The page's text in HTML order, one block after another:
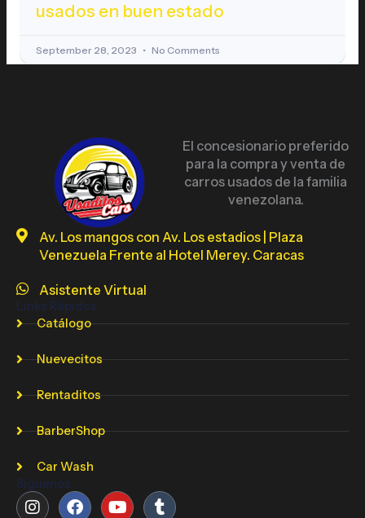
usados en buen estado
September 28, 2023 No Comments
El concesionario preferido
para la compra y venta de
carros usados de la familia
venezolana.
Av. Los mangos con Av. Los estadios | Plaza
Venezuela Frente al Hotel Merey. Caracas
Asistente Virtual
Links Rápidos
Catálogo
Nuevecitos
Rentaditos
BarberShop
Car Wash
Síguenos
InstagramFacebook
YoutubeTumblr